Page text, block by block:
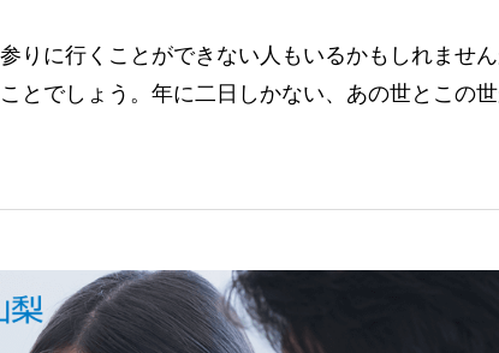
りに行くことができない人もいるかもしれませ
とでしょう。年に二日しかない、あの世とこの